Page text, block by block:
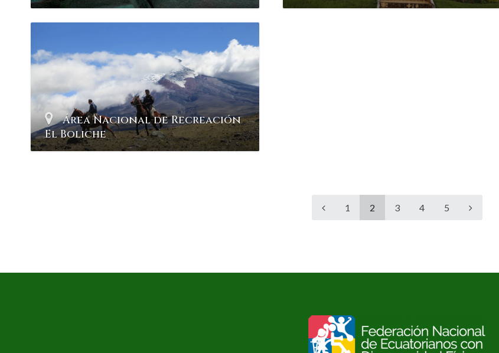
Área Nacional de Recreación
El Boliche
1 2 3 4 5